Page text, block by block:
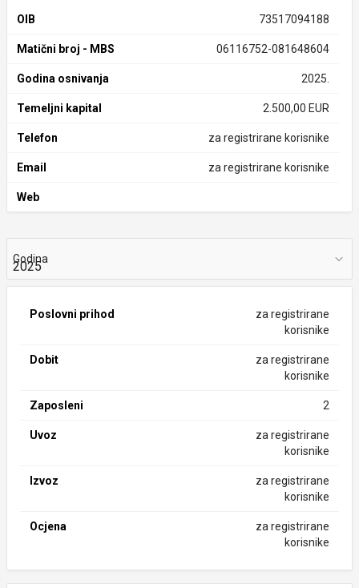
OIB 73517094188
Matični broj - MBS 06116752-081648604
Godina osnivanja 2025.
Temeljni kapital 2.500,00 EUR
Telefon za registrirane korisnike
Email za registrirane korisnike
Web
Godina
Poslovni prihod
za registrirane
korisnike
Dobit
za registrirane
korisnike
Zaposleni 2
Uvoz
za registrirane
korisnike
Izvoz
za registrirane
korisnike
Ocjena
za registrirane
korisnike